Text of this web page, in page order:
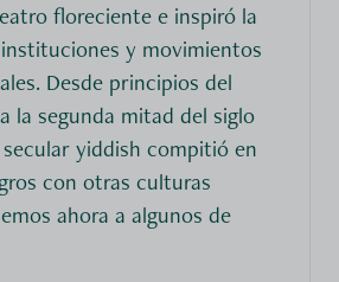
floreciente e inspiró la
y movimientos
Desde principios del
la segunda mitad del siglo
yiddish compitió en
con otras culturas
ahora a algunos de